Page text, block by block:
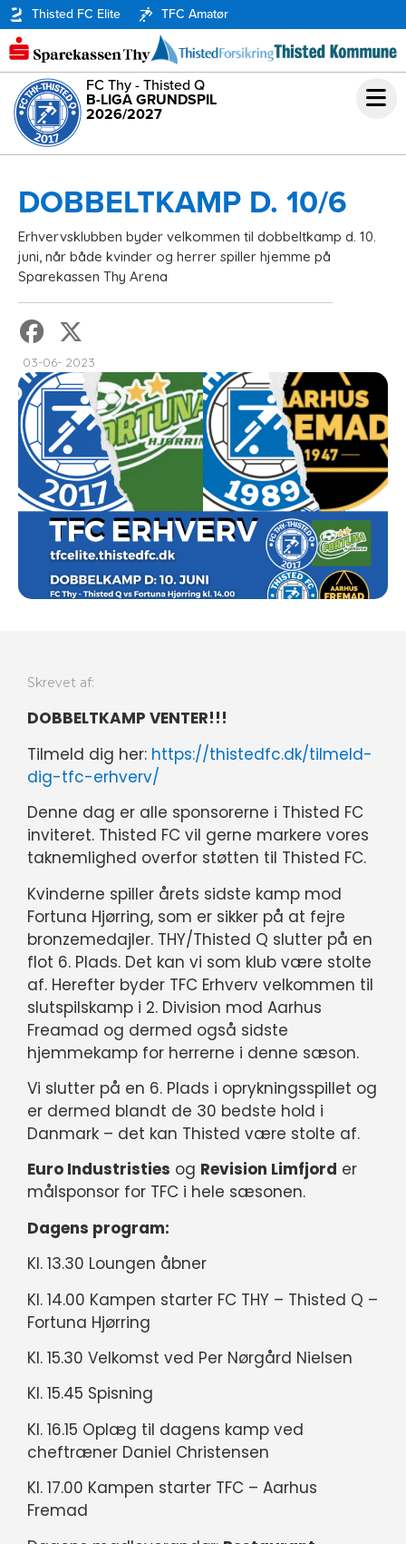
Thisted FC Elite TFC Amatør
FC Thy - Thisted Q
B-LIGA GRUNDSPIL
2026/2027
DOBBELTKAMP D. 10/6
Erhvervsklubben byder velkommen til dobbeltkamp d. 10.
juni, når både kvinder og herrer spiller hjemme på
Sparekassen Thy Arena
03-06- 2023
Skrevet af:
DOBBELTKAMP VENTER!!!
Tilmeld dig her: https://thistedfc.dk/tilmeld-
dig-tfc-erhverv/
Denne dag er alle sponsorerne i Thisted FC
inviteret. Thisted FC vil gerne markere vores
taknemlighed overfor støtten til Thisted FC.
Kvinderne spiller årets sidste kamp mod
Fortuna Hjørring, som er sikker på at fejre
bronzemedajler. THY/Thisted Q slutter på en
flot 6. Plads. Det kan vi som klub være stolte
af. Herefter byder TFC Erhverv velkommen til
slutspilskamp i 2. Division mod Aarhus
Freamad og dermed også sidste
hjemmekamp for herrerne i denne sæson.
Vi slutter på en 6. Plads i oprykningsspillet og
er dermed blandt de 30 bedste hold i
Danmark – det kan Thisted være stolte af.
Euro Industristies og Revision Limfjord er
målsponsor for TFC i hele sæsonen.
Dagens program:
Kl. 13.30 Loungen åbner
Kl. 14.00 Kampen starter FC THY – Thisted Q –
Fortuna Hjørring
Kl. 15.30 Velkomst ved Per Nørgård Nielsen
Kl. 15.45 Spisning
Kl. 16.15 Oplæg til dagens kamp ved
cheftræner Daniel Christensen
Kl. 17.00 Kampen starter TFC – Aarhus
Fremad